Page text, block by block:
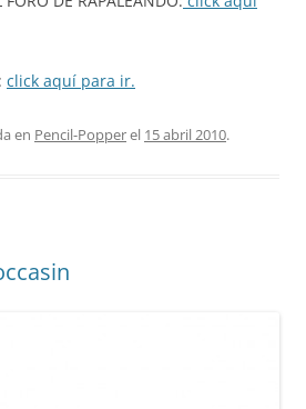
click aquí para ir.
en Pencil-Popperel 15 abril 2010.